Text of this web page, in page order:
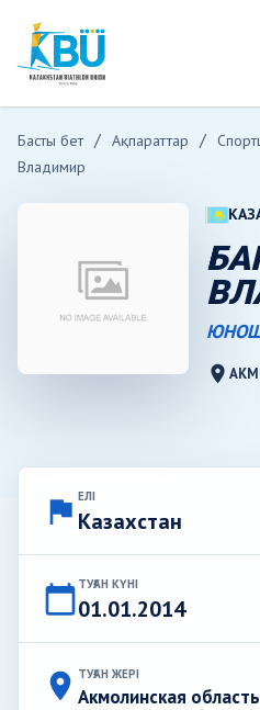
Басты бет Ақпараттар
Владимир
location_on
flag ЕЛІ
Казахстан
calendar_today ТУҒАН КҮНІ
01.01.2014
place ТУҒАН ЖЕРІ
Акмолинская область